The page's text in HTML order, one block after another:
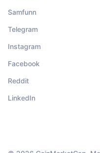
Samfunn
Telegram
Instagram
Facebook
Reddit
LinkedIn